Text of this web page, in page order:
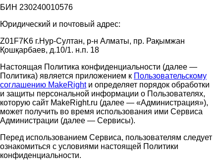
БИН 230240010576
Юридический и почтовый адрес:
Z01F7K6 г.Нур-Султан, р-н Алматы, пр. Рақымжан
Қошқарбаев, д.10/1. н.п. 18
Настоящая Политика конфиденциальности (далее —
Политика) является приложением к Пользовательскому
соглашению MakeRightи определяет порядок обработки
и защиты персональной информации о Пользователях,
которую сайт MakeRight.ru (далее — «Администрация»),
может получить во время использования ими Cервиса
Администрации (далее — Сервисы).
Перед использованием Сервиса, пользователям следует
ознакомиться с условиями настоящей Политики
конфиденциальности.